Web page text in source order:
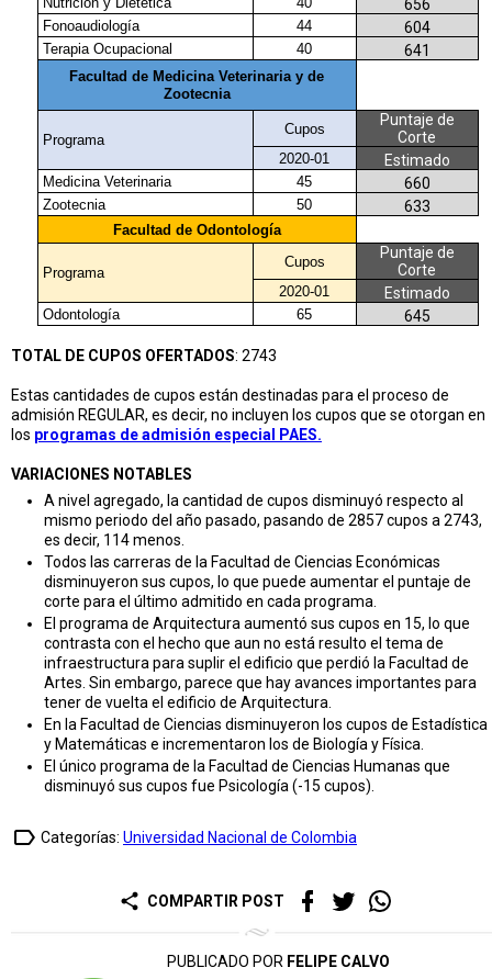
656
Fonoaudiología 44 604
Terapia Ocupacional 40 641
Facultad de Medicina Veterinaria y de
Zootecnia
Programa
Cupos
Puntaje de
Corte
2020-01 Estimado
Medicina Veterinaria 45 660
Zootecnia 50 633
Facultad de Odontología
Programa
Cupos
Puntaje de
Corte
2020-01 Estimado
Odontología 65 645
TOTAL DE CUPOS OFERTADOS: 2743
Estas cantidades de cupos están destinadas para el proceso de
admisión REGULAR, es decir, no incluyen los cupos que se otorgan en
los programas de admisión especial PAES.
VARIACIONES NOTABLES
A nivel agregado, la cantidad de cupos disminuyó respecto al
mismo periodo del año pasado, pasando de 2857 cupos a 2743,
es decir, 114 menos.
Todos las carreras de la Facultad de Ciencias Económicas
disminuyeron sus cupos, lo que puede aumentar el puntaje de
corte para el último admitido en cada programa.
El programa de Arquitectura aumentó sus cupos en 15, lo que
contrasta con el hecho que aun no está resulto el tema de
infraestructura para suplir el edificio que perdió la Facultad de
Artes. Sin embargo, parece que hay avances importantes para
tener de vuelta el edificio de Arquitectura.
En la Facultad de Ciencias disminuyeron los cupos de Estadística
y Matemáticas e incrementaron los de Biología y Física.
El único programa de la Facultad de Ciencias Humanas que
disminuyó sus cupos fue Psicología (-15 cupos).
label_outline Categorías: Universidad Nacional de Colombia
share COMPARTIR POST
PUBLICADO POR FELIPE CALVO